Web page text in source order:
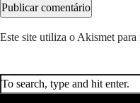
Este site utiliza o Akismet para